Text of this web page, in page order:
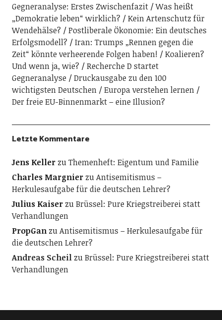
Gegneranalyse: Erstes Zwischenfazit
Was heißt
„Demokratie leben“ wirklich?
Kein Artenschutz für
Wendehälse?
Postliberale Ökonomie: Ein deutsches
Erfolgsmodell?
Iran: Trumps „Rennen gegen die
Zeit“ könnte verheerende Folgen haben!
Koalieren?
Und wenn ja, wie?
Recherche D startet
Gegneranalyse
Druckausgabe zu den 100
wichtigsten Deutschen
Europa verstehen lernen
Der freie EU-Binnenmarkt – eine Illusion?
Letzte Kommentare
Jens KellerzuThemenheft: Eigentum und Familie
Charles MargnierzuAntisemitismus –
Herkulesaufgabe für die deutschen Lehrer?
Julius KaiserzuBrüssel: Pure Kriegstreiberei statt
Verhandlungen
PropGanzuAntisemitismus – Herkulesaufgabe für
die deutschen Lehrer?
Andreas ScheilzuBrüssel: Pure Kriegstreiberei statt
Verhandlungen